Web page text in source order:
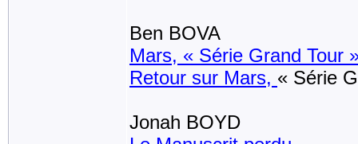
Ben BOVA
Mars, « Série Grand Tour
Retour sur Mars, « Série
Jonah BOYD